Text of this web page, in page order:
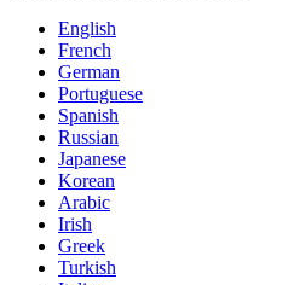
English
French
German
Portuguese
Spanish
Russian
Japanese
Korean
Arabic
Irish
Greek
Turkish